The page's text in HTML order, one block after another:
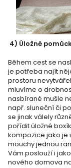
4) Úložné
Během cest se
je potřeba najít
prostoru
mluvíme o
nasbírané mušle
např. sluneční či
se jinak válely
pořídit úložné
kompozice jako je
mouchy jednou
Vám poslouží i
nového domova